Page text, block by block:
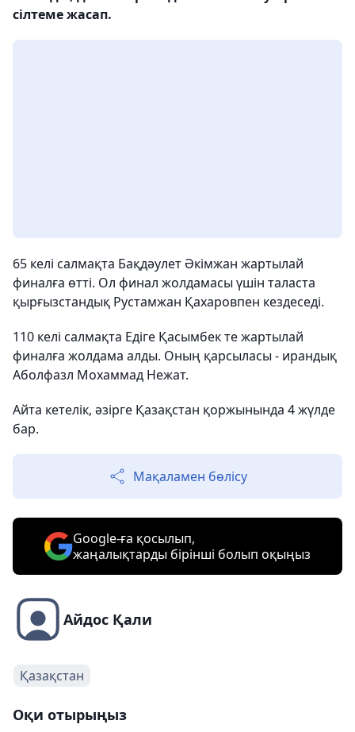
сілтеме жасап.
65 келі салмақта Бақдәулет Әкімжан жартылай
финалға өтті. Ол финал жолдамасы үшін таласта
қырғызстандық Рустамжан Қахаровпен кездеседі.
110 келі салмақта Едіге Қасымбек те жартылай
финалға жолдама алды. Оның қарсыласы - ирандық
Аболфазл Мохаммад Нежат.
Айта кетелік, әзірге Қазақстан қоржынында 4 жүлде
бар.
Мақаламен бөлісу
Google-ға қосылып,
жаңалықтарды бірінші болып оқыңыз
Айдос Қали
Қазақстан
Оқи отырыңыз